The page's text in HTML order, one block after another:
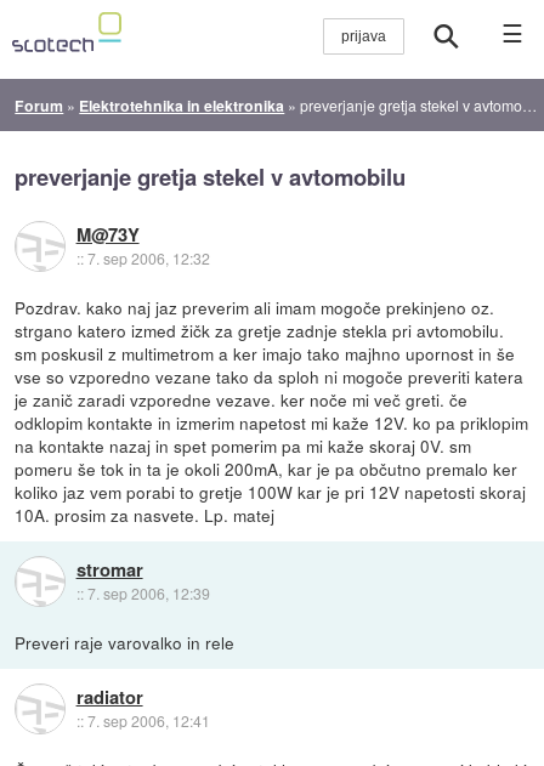
☰
Forum » Elektrotehnika in elektronika »preverjanje gretja stekel v avtomobilu
preverjanje gretja stekel v avtomobilu
M@73Y
::7. sep 2006, 12:32
Pozdrav. kako naj jaz preverim ali imam mogoče prekinjeno oz.
strgano katero izmed žičk za gretje zadnje stekla pri avtomobilu.
sm poskusil z multimetrom a ker imajo tako majhno upornost in še
vse so vzporedno vezane tako da sploh ni mogoče preveriti katera
je zanič zaradi vzporedne vezave. ker noče mi več greti. če
odklopim kontakte in izmerim napetost mi kaže 12V. ko pa priklopim
na kontakte nazaj in spet pomerim pa mi kaže skoraj 0V. sm
pomeru še tok in ta je okoli 200mA, kar je pa občutno premalo ker
koliko jaz vem porabi to gretje 100W kar je pri 12V napetosti skoraj
10A. prosim za nasvete. Lp. matej
stromar
::7. sep 2006, 12:39
Preveri raje varovalko in rele
radiator
::7. sep 2006, 12:41